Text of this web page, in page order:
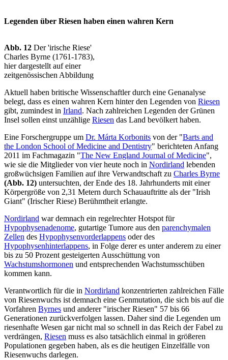
Legenden über Riesen haben einen wahren Kern
Abb. 12 Der 'irische Riese'
Charles Byrne (1761-1783),
hier dargestellt auf einer
zeitgenössischen Abbildung
Aktuell haben britische Wissenschaftler durch eine Genanalyse
belegt, dass es einen wahren Kern hinter den Legenden von Riesen
gibt, zumindest in Irland. Nach zahlreichen Legenden der Grünen
Insel sollen einst unzählige Riesen das Land bevölkert haben.
Eine Forschergruppe um Dr. Márta Korbonits von der "Barts and
the London School of Medicine and Dentistry" berichteten Anfang
2011 im Fachmagazin "The New England Journal of Medicine",
wie sie die Mitglieder von vier heute noch in Nordirland lebenden
großwüchsigen Familien auf ihre Verwandtschaft zu Charles Byrne
(Abb. 12) untersuchten, der Ende des 18. Jahrhunderts mit einer
Körpergröße von 2,31 Metern durch Schauauftritte als der "Irish
Giant" (Irischer Riese) Berühmtheit erlangte.
Nordirland war demnach ein regelrechter Hotspot für
Hypophysenadenome, gutartige Tumore aus den parenchymalen
Zellen des Hypophysenvorderlappens oder des
Hypophysenhinterlappens, in Folge derer es unter anderem zu einer
bis zu 50 Prozent gesteigerten Ausschüttung von
Wachstumshormonen und entsprechenden Wachstumsschüben
kommen kann.
Verantwortlich für die in Nordirland konzentrierten zahlreichen Fälle
von Riesenwuchs ist demnach eine Genmutation, die sich bis auf die
Vorfahren Byrnes und anderer "irischer Riesen" 57 bis 66
Generationen zurückverfolgen lassen. Daher sind die Legenden um
riesenhafte Wesen gar nicht mal so schnell in das Reich der Fabel zu
verdrängen, Riesen muss es also tatsächlich einmal in größeren
Populationen gegeben haben, als es die heutigen Einzelfälle von
Riesenwuchs darlegen.